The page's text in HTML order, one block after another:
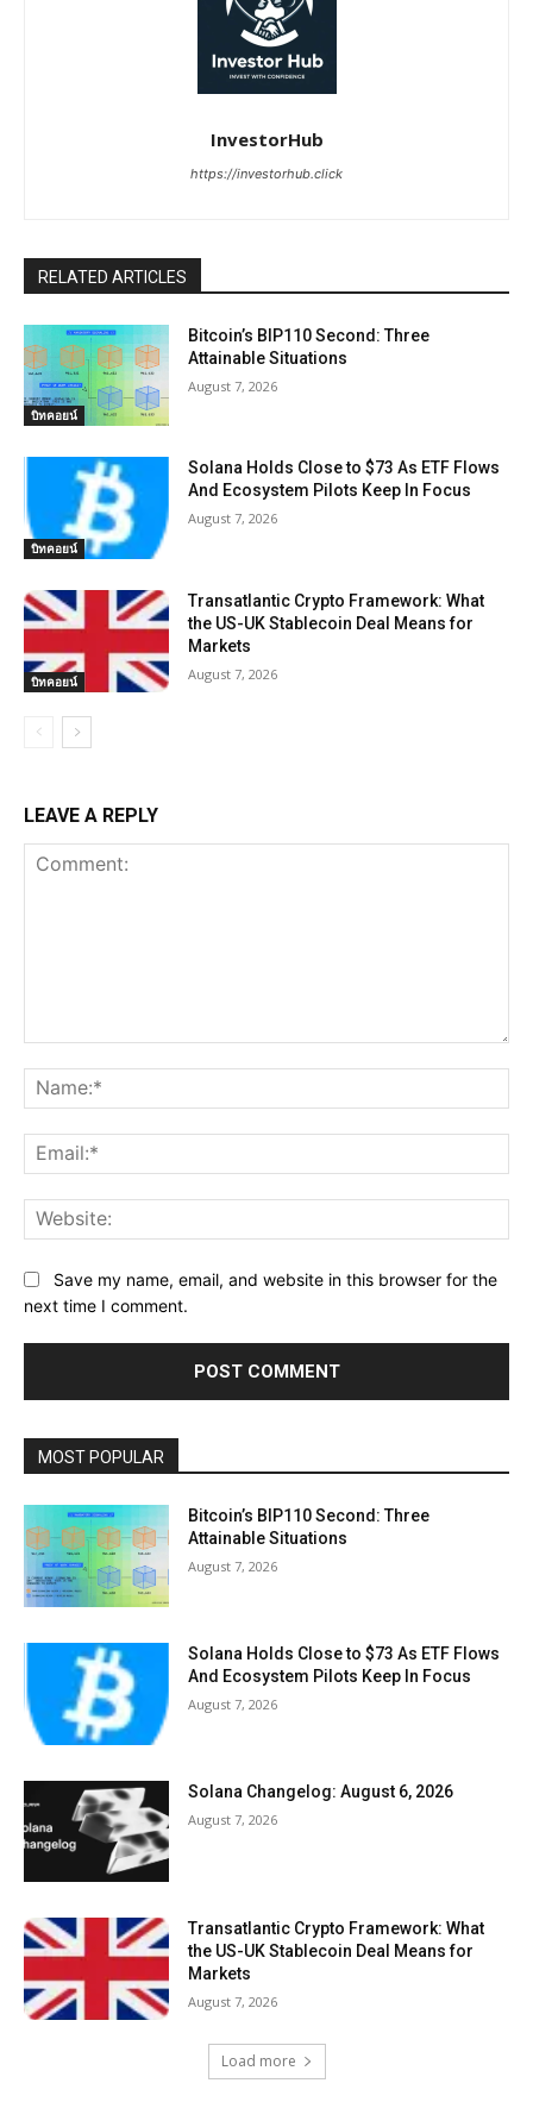
InvestorHub
https://investorhub.click
RELATED ARTICLES
บิทคอยน์
Bitcoin’s BIP110 Second: Three
Attainable Situations
August 7, 2026
บิทคอยน์
Solana Holds Close to $73 As ETF Flows
And Ecosystem Pilots Keep In Focus
August 7, 2026
บิทคอยน์
Transatlantic Crypto Framework: What
the US-UK Stablecoin Deal Means for
Markets
August 7, 2026
LEAVE A REPLY
Save my name, email, and website in this browser for the
next time I comment.
MOST POPULAR
Bitcoin’s BIP110 Second: Three
Attainable Situations
August 7, 2026
Solana Holds Close to $73 As ETF Flows
And Ecosystem Pilots Keep In Focus
August 7, 2026
Solana Changelog: August 6, 2026
August 7, 2026
Transatlantic Crypto Framework: What
the US-UK Stablecoin Deal Means for
Markets
August 7, 2026
Load more